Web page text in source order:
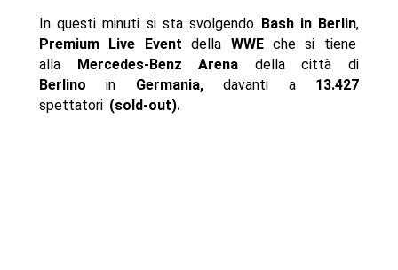
In questi minuti si sta svolgendo Bash in Berlin,
Premium Live Event della WWEche si tiene
alla
Mercedes-Benz Arena della città di
Berlino in Germania,davanti a 13.427
spettatori (sold-out).